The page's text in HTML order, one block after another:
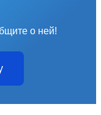
о ней!